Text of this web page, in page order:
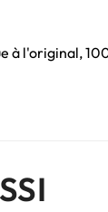
à l'original,